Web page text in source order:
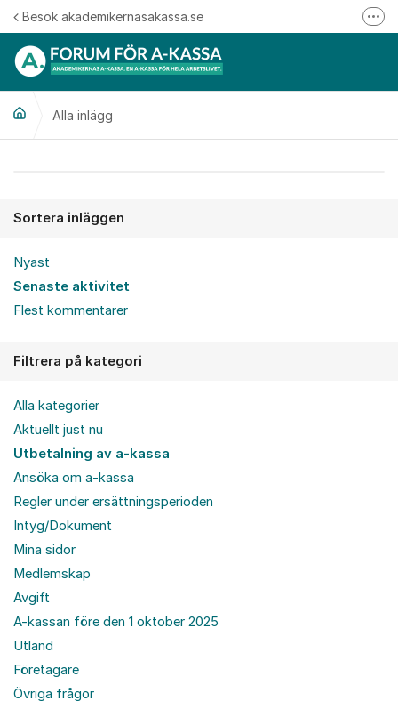
Hoppa till innehåll
Besök akademikernasakassa.se
Alla inlägg
Sortera inläggen
Nyast
Senaste aktivitet
Flest kommentarer
Filtrera på kategori
Alla kategorier
Aktuellt just nu
Utbetalning av a-kassa
Ansöka om a-kassa
Regler under ersättningsperioden
Intyg/Dokument
Mina sidor
Medlemskap
Avgift
A-kassan före den 1 oktober 2025
Utland
Företagare
Övriga frågor